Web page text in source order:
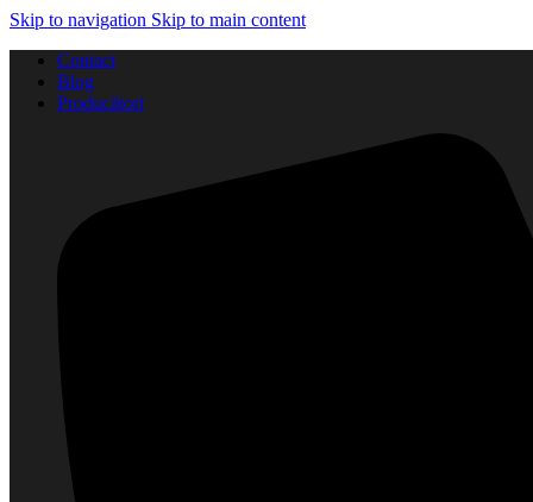
Skip to navigation Skip to main content
Contact
Blog
Producători